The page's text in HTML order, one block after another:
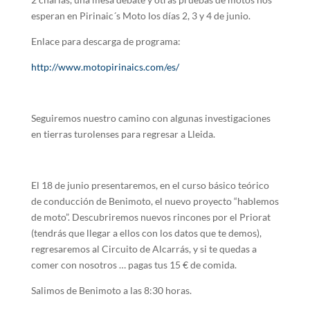
esperan en Pirinaic´s Moto los días 2, 3 y 4 de junio.
Enlace para descarga de programa:
http://www.motopirinaics.com/es/
Seguiremos nuestro camino con algunas investigaciones
en tierras turolenses para regresar a Lleida.
El 18 de junio presentaremos, en el curso básico teórico
de conducción de Benimoto, el nuevo proyecto “hablemos
de moto”. Descubriremos nuevos rincones por el Priorat
(tendrás que llegar a ellos con los datos que te demos),
regresaremos al Circuito de Alcarrás, y si te quedas a
comer con nosotros … pagas tus 15 € de comida.
Salimos de Benimoto a las 8:30 horas.